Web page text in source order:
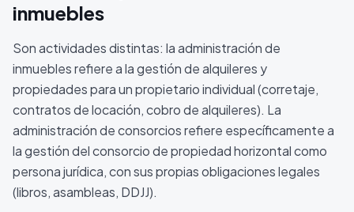
inmuebles
Son actividades distintas: la administración de
inmuebles refiere a la gestión de alquileres y
propiedades para un propietario individual (corretaje,
contratos de locación, cobro de alquileres). La
administración de consorcios refiere específicamente a
la gestión del consorcio de propiedad horizontal como
persona jurídica, con sus propias obligaciones legales
(libros, asambleas, DDJJ).